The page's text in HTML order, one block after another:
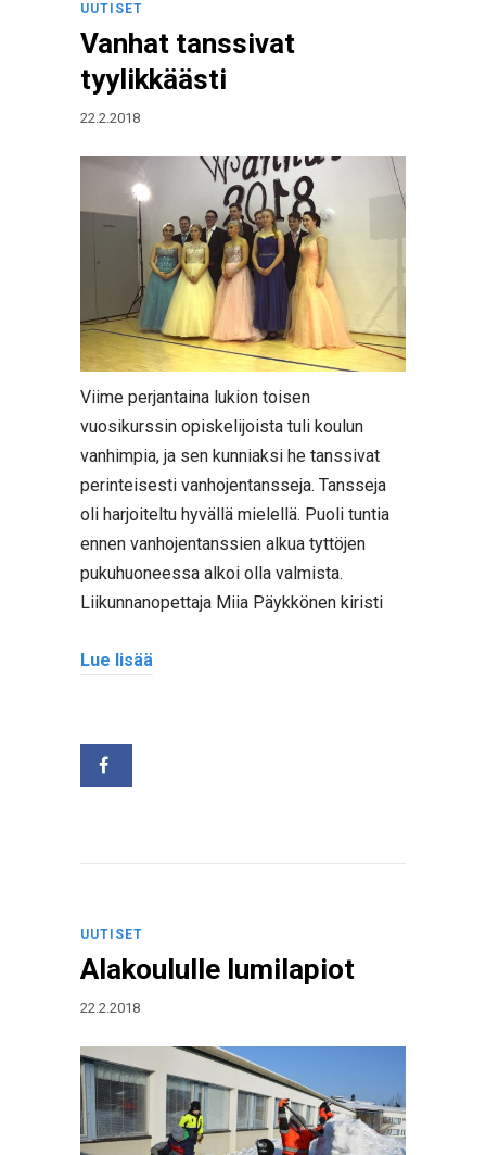
UUTISET
Vanhat tanssivat
tyylikkäästi
22.2.2018
Viime perjantaina lukion toisen
vuosikurssin opiskelijoista tuli koulun
vanhimpia, ja sen kunniaksi he tanssivat
perinteisesti vanhojentansseja. Tansseja
oli harjoiteltu hyvällä mielellä. Puoli tuntia
ennen vanhojentanssien alkua tyttöjen
pukuhuoneessa alkoi olla valmista.
Liikunnanopettaja Miia Päykkönen kiristi
Lue lisää
UUTISET
Alakoululle lumilapiot
22.2.2018